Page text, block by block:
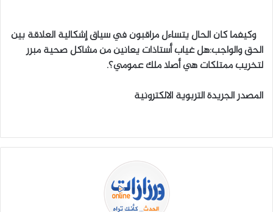
وكيفما كان الحال يتساءل مراقبون في سياق إشكالية العلاقة بين
الحق والواجب:هل غياب أستاذات يعانين من مشاكل صحية مبرر
لتخريب ممتلكات هي أصلا ملك عمومي؟.
المصدر الجريدة التربوية الالكترونية